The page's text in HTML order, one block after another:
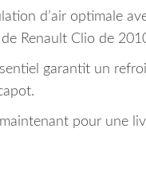
d’air optimale
Renault Clio de
garantit un
pour une